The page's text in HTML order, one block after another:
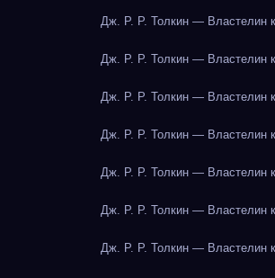
Дж. Р. Р. Толкин — Властелин
Дж. Р. Р. Толкин — Властелин
Дж. Р. Р. Толкин — Властелин
Дж. Р. Р. Толкин — Властелин
Дж. Р. Р. Толкин — Властелин
Дж. Р. Р. Толкин — Властелин
Дж. Р. Р. Толкин — Властелин